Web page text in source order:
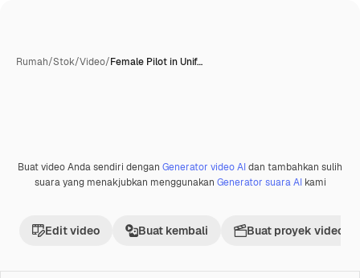
Rumah/Stok/Video/Female Pilot in Unif…
Premium
Buat video Anda sendiri dengan Generator video AIdan tambahkan sulih
suara yang menakjubkan menggunakan Generator suara AIkami
Edit video Buat kembali Buat proyek video